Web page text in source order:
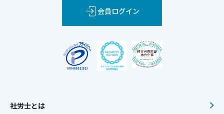
会員ログイン
社労士とは